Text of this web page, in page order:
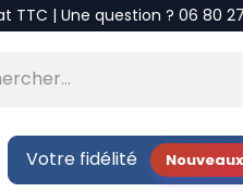
TTC | Une question ? 06 80
Votre fidélité